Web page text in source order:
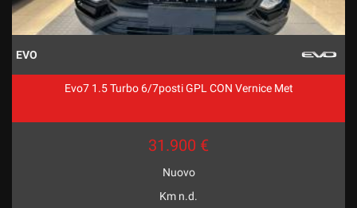
EVO
Evo7 1.5 Turbo 6/7posti GPL CON Vernice Met
31.900 €
Nuovo
Km n.d.